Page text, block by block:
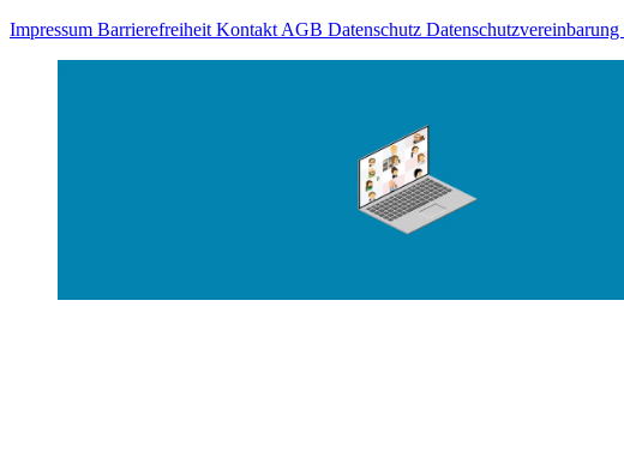
Impressum Barrierefreiheit Kontakt AGB Datenschutz Datenschutzvereinbarung